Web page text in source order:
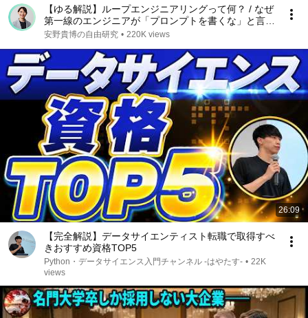
【ゆる解説】ループエンジニアリングって何？ / なぜ
第一線のエンジニアが「プロンプトを書くな」と言っ
ているのか / "Human in the Loop"から"Human on the
安野貴博の自由研究 • 220K views
26:09
【完全解説】データサイエンティスト転職で取得すべ
きおすすめ資格TOP5
Python・データサイエンス入門チャンネル -はやたす- • 22K
views